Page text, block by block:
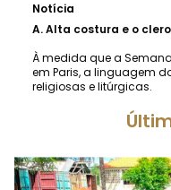
Notícia
A.Alta costura e o
À medida que a
em Paris, a linguagem
religiosas e litúrgicas.